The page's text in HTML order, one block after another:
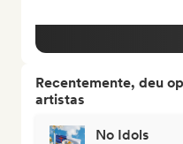
Recentemente, deu
artistas
No Idols